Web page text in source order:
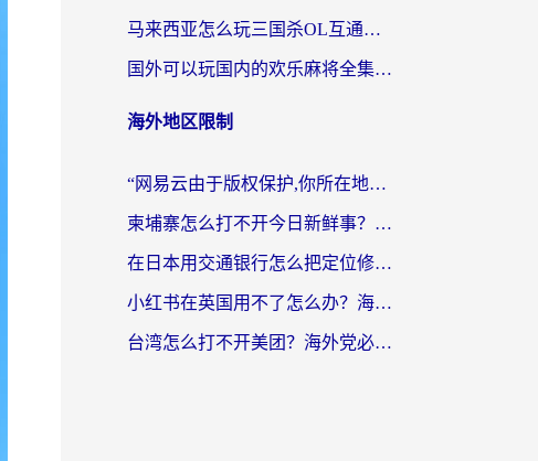
马来西亚怎么玩三国杀OL互通版？海外党必看的国服游戏加速器避坑指南
国外可以玩国内的欢乐麻将全集吗？海外党亲测有效的国服游戏加速指南
海外地区限制
“网易云由于版权保护,你所在地区”无法播放？海外党听国内音乐听书的加速器选择指南
柬埔寨怎么打不开今日新鲜事？海外华人追剧看新闻的加速器选择指南
在日本用交通银行怎么把定位修改到中国国内？海外党必备实用指南（附追剧支付社交全解）
小红书在英国用不了怎么办？海外党必看的回国加速解决方案
台湾怎么打不开美团？海外党必看：3个实用技巧解决国内App地区限制难题